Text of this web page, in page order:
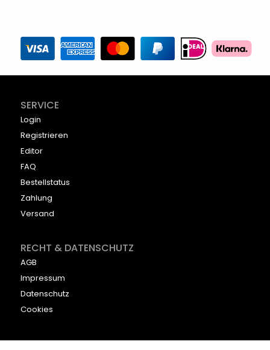
SERVICE
Login
Registrieren
Editor
FAQ
Bestellstatus
Zahlung
Versand
RECHT & DATENSCHUTZ
AGB
Impressum
Datenschutz
Cookies
KONTAKT